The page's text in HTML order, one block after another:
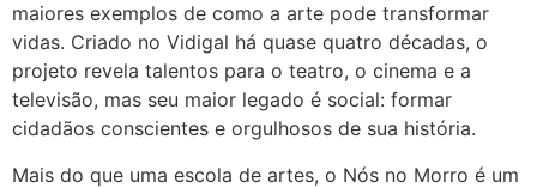
maiores exemplos de como a arte pode transformar
vidas. Criado no Vidigal há quase quatro décadas, o
projeto revela talentos para o teatro, o cinema e a
televisão, mas seu maior legado é social: formar
cidadãos conscientes e orgulhosos de sua história.
Mais do que uma escola de artes, o Nós no Morro é um